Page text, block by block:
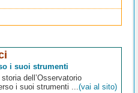
i suoi strumenti
dell’Osservatorio
i suoi strumenti ...(vai al sito)